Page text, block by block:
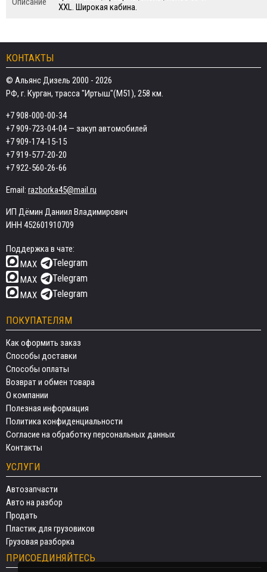
XXL. Широкая кабина.
КОНТАКТЫ
© Альянс Дизель 2000 - 2026
РФ, г. Курган, трасса "Иртыш"(М51), 258 км.
+7 908-000-00-34
+7 909-723-04-04— закуп автомобилей
+7 909-174-15-15
+7 919-577-20-20
+7 922-560-26-66
Email: razborka45@mail.ru
ИП Дёмин Даниил Владимирович
ИНН 452601910709
Поддержка в чате:
MAX
Telegram
MAX Telegram
MAX Telegram
ПОКУПАТЕЛЯМ
Как оформить заказ
Способы доставки
Способы оплаты
Возврат и обмен товара
О компании
Полезная информация
Политика конфиденциальности
Согласие на обработку персональных данных
Контакты
УСЛУГИ
Автозапчасти
Авто на разбор
Продать
Пластик для грузовиков
Грузовая разборка
ПРИСОЕДИНЯЙТЕСЬ